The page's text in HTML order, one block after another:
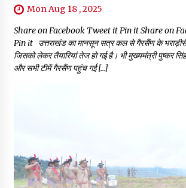
Mon Aug 18 , 2025
Share on Facebook Tweet it Pin it Share on
Pin it उत्तराखंड का मानसून सत्र कल से गैरसैंण के
जिसको लेकर तैयारियां तेज हो गई है। भी मुख्यमंत्री पुष्कर
और सभी टीमें गैरसैंण पहुंच गई […]